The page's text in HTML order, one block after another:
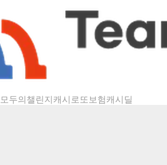
모두의챌린지캐시로또보험캐시딜
챌린지 상세